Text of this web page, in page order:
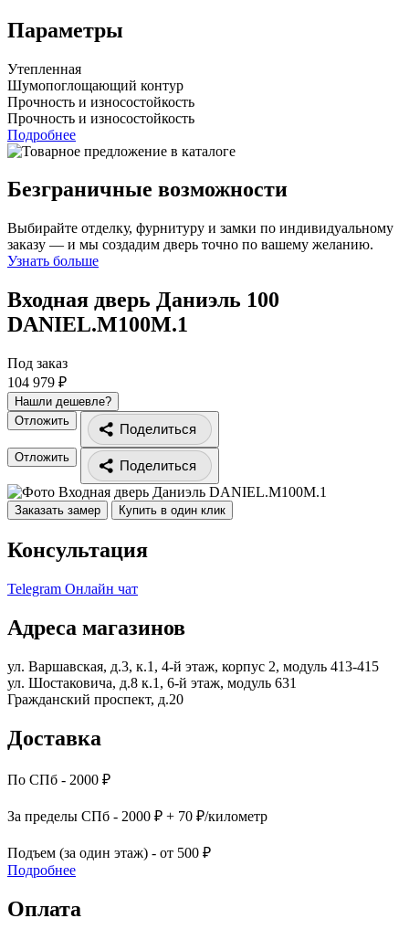
Параметры
Утепленная
Шумопоглощающий контур
Прочность и износостойкость
Прочность и износостойкость
Подробнее
Безграничные возможности
Выбирайте отделку, фурнитуру и замки по индивидуальному
заказу — и мы создадим дверь точно по вашему желанию.
Узнать больше
Входная дверь Даниэль 100
DANIEL.M100M.1
Под заказ
104 979 ₽
Нашли дешевле?
Отложить
Поделиться
Отложить
Поделиться
Заказать замер Купить в один клик
Консультация
Telegram Онлайн чат
Адреса магазинов
ул. Варшавская, д.3, к.1, 4-й этаж, корпус 2, модуль 413-415
ул. Шостаковича, д.8 к.1, 6-й этаж, модуль 631
Гражданский проспект, д.20
Доставка
По СПб - 2000 ₽
За пределы СПб - 2000 ₽ + 70 ₽/километр
Подъем (за один этаж) - от 500 ₽
Подробнее
Оплата